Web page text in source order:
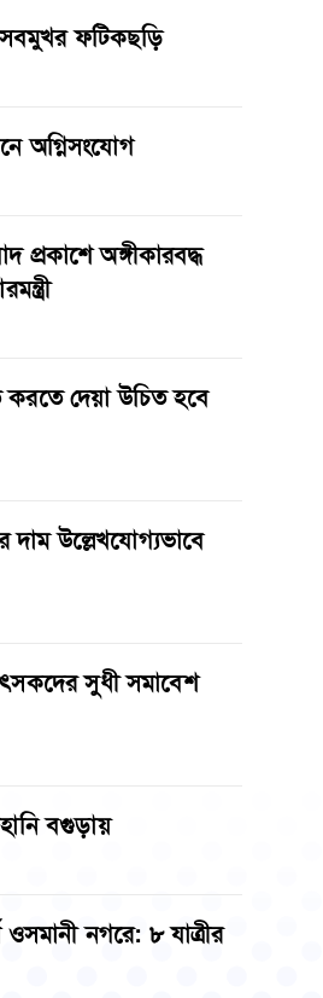
ফটিকছড়ি
অগ্নিসংযোগ
প্রকাশে অঙ্গীকারবদ্ধ
দেয়া উচিত হবে
দাম উল্লেখযোগ্যভাবে
সুধী সমাবেশ
বগুড়ায়
নগরে: ৮ যাত্রীর